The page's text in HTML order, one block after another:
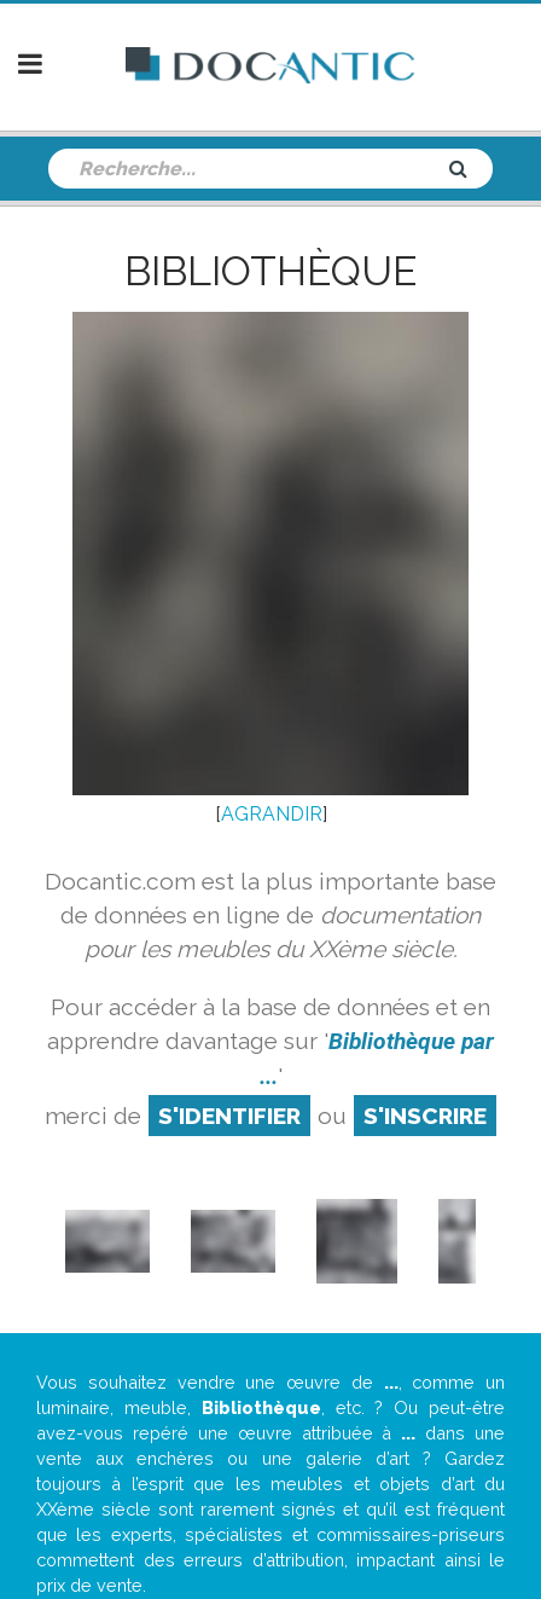
BIBLIOTHÈQUE
[AGRANDIR]
Docantic.com est la plus importante base
de données en ligne de documentation
pour les meubles du XXème siècle.
Pour accéder à la base de données et en
apprendre davantage sur 'Bibliothèque par
...'
merci de
S'IDENTIFIER ou S'INSCRIRE
Vous souhaitez vendre une œuvre de ..., comme un
luminaire, meuble, Bibliothèque , etc. ? Ou peut-être
avez-vous repéré une œuvre attribuée à ... dans une
vente aux enchères ou une galerie d’art ? Gardez
toujours à l’esprit que les meubles et objets d’art du
XXème siècle sont rarement signés et qu’il est fréquent
que les experts, spécialistes et commissaires-priseurs
commettent des erreurs d’attribution, impactant ainsi le
prix de vente.